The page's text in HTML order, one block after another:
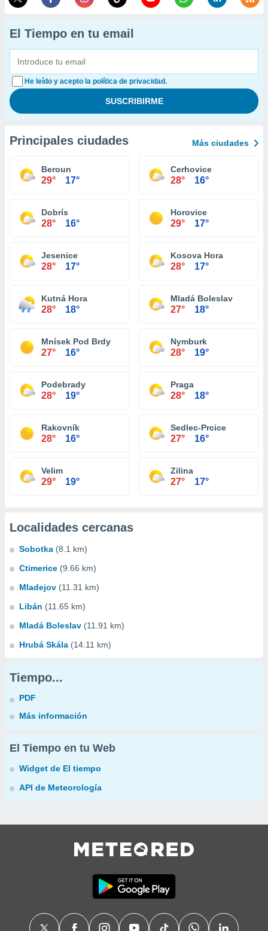
El Tiempo en tu email
He leído y acepto la política de privacidad.
Principales ciudades Más ciudades
Beroun
29° 17°
Cerhovice
28° 16°
Dobrís
28° 16°
Horovice
29° 17°
Jesenice
28° 17°
Kosova Hora
28° 17°
Kutná Hora
28° 18°
Mladá Boleslav
27° 18°
Mnísek Pod Brdy
27° 16°
Nymburk
28° 19°
Podebrady
28° 19°
Praga
28° 18°
Rakovník
28° 16°
Sedlec-Prcice
27° 16°
Velim
29° 19°
Zilina
27° 17°
Localidades cercanas
Sobotka (8.1 km)
Ctimerice (9.66 km)
Mladejov (11.31 km)
Libán (11.65 km)
Mladá Boleslav (11.91 km)
Hrubá Skála (14.11 km)
Tiempo...
PDF
Más información
El Tiempo en tu Web
Widget de El tiempo
API de Meteorología